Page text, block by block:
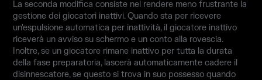
La seconda modifica consiste nel rendere meno frustrante la
gestione dei giocatori inattivi. Quando sta per ricevere
un'espulsione automatica per inattività, il giocatore inattivo
riceverà un avviso su schermo e un conto alla rovescia.
Inoltre, se un giocatore rimane inattivo per tutta la durata
della fase preparatoria, lascerà automaticamente cadere il
disinnescatore, se questo si trova in suo possesso quando